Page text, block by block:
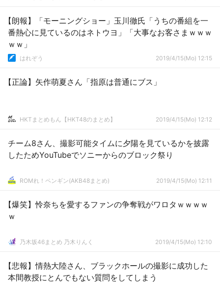
【朗報】「モーニングショー」玉川徹氏「うちの番組を一
番熱心に見ているのはネトウヨ」「大事なお客さまｗｗｗ
ｗｗ」
はれぞう 2019/4/15(Mo) 12:15
【正論】矢作萌夏さん「指原は普通にブス」
HKTまとめもん【HKT48のまとめ】 2019/4/15(Mo) 12:12
チーム8さん、撮影可能タイムに夕陽を見ているかを披露
したためYouTubeでソニーからのブロック祭り
ROMれ！ペンギン(AKB48まとめ) 2019/4/15(Mo) 12:11
【爆笑】怜奈ちを愛するファンの争奪戦がワロタｗｗｗｗ
ｗ
乃木坂46まとめ 乃木りんく 2019/4/15(Mo) 12:10
【悲報】情熱大陸さん、ブラックホールの撮影に成功した
本間教授にとんでもない質問をしてしまう